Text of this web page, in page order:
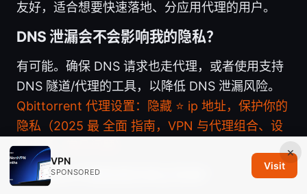
友好，适合想要快速落地、分应用代理的用户。
DNS 泄漏会不会影响我的隐私？
有可能。确保 DNS 请求也走代理，或者使用支持
DNS 隧道/代理的工具，以降低 DNS 泄漏风险。
Qbittorrent 代理设置：隐藏 ⭐ ip 地址，保护你的
隐私（2025 最 全面 指南，VPN 与代理组合、设
置步骤、常见问题）
如何确认代理链是否真正生效？
×
VPN
SPONSORED
Visit